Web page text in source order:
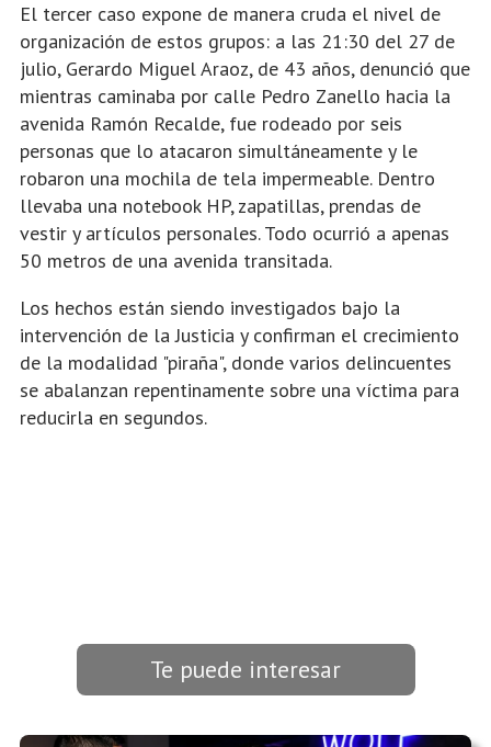
El tercer caso expone de manera cruda el nivel de
organización de estos grupos: a las 21:30 del 27 de
julio, Gerardo Miguel Araoz, de 43 años, denunció que
mientras caminaba por calle Pedro Zanello hacia la
avenida Ramón Recalde, fue rodeado por seis
personas que lo atacaron simultáneamente y le
robaron una mochila de tela impermeable. Dentro
llevaba una notebook HP, zapatillas, prendas de
vestir y artículos personales. Todo ocurrió a apenas
50 metros de una avenida transitada.
Los hechos están siendo investigados bajo la
intervención de la Justicia y confirman el crecimiento
de la modalidad "piraña", donde varios delincuentes
se abalanzan repentinamente sobre una víctima para
reducirla en segundos.
Te puede interesar